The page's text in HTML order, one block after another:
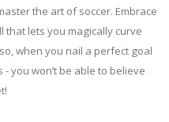
the art of soccer. Embrace
that lets you magically curve
when you nail a perfect goal
you won’t be able to believe